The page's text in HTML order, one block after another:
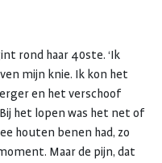
rond haar 40ste. ‘Ik
mijn knie. Ik kon het
en het verschoof
het lopen was het net of
houten benen had, zo
Maar de pijn, dat